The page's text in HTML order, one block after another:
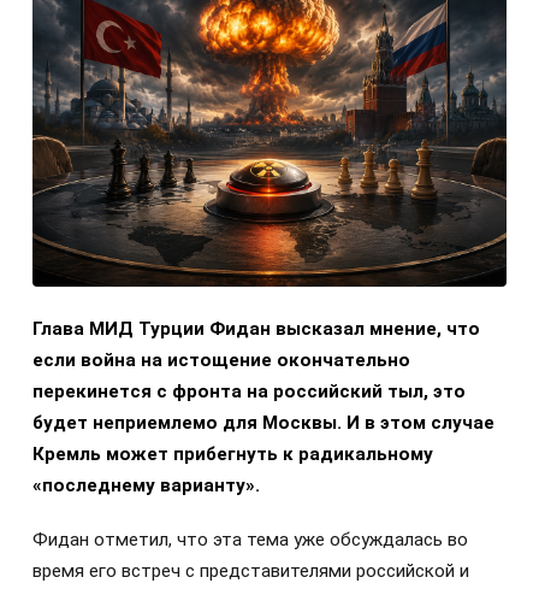
Глава МИД Турции Фидан высказал мнение, что
если война на истощение окончательно
перекинется с фронта на российский тыл, это
будет неприемлемо для Москвы. И в этом случае
Кремль может прибегнуть к радикальному
«последнему варианту».
Фидан отметил, что эта тема уже обсуждалась во
время его встреч с представителями российской и